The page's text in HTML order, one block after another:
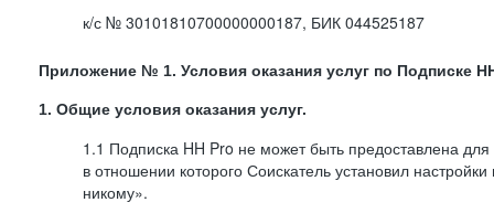
к/с № 30101810700000000187, БИК 044525187
Приложение № 1. Условия оказания услуг по Подписке
1. Общие условия оказания услуг.
1.1 Подписка HH Pro не может быть предоставлена
в отношении которого Соискатель установил
никому».